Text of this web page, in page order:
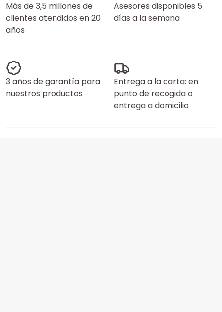
Más de 3,5 millones de
clientes atendidos en 20
años
Asesores disponibles 5
días a la semana
3 años de garantía para
nuestros productos
Entrega a la carta: en
punto de recogida o
entrega a domicilio